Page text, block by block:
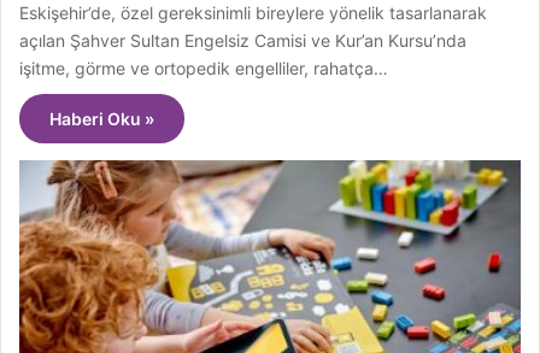
Eskişehir’de, özel gereksinimli bireylere yönelik tasarlanarak
açılan Şahver Sultan Engelsiz Camisi ve Kur’an Kursu’nda
işitme, görme ve ortopedik engelliler, rahatça…
Haberi Oku »